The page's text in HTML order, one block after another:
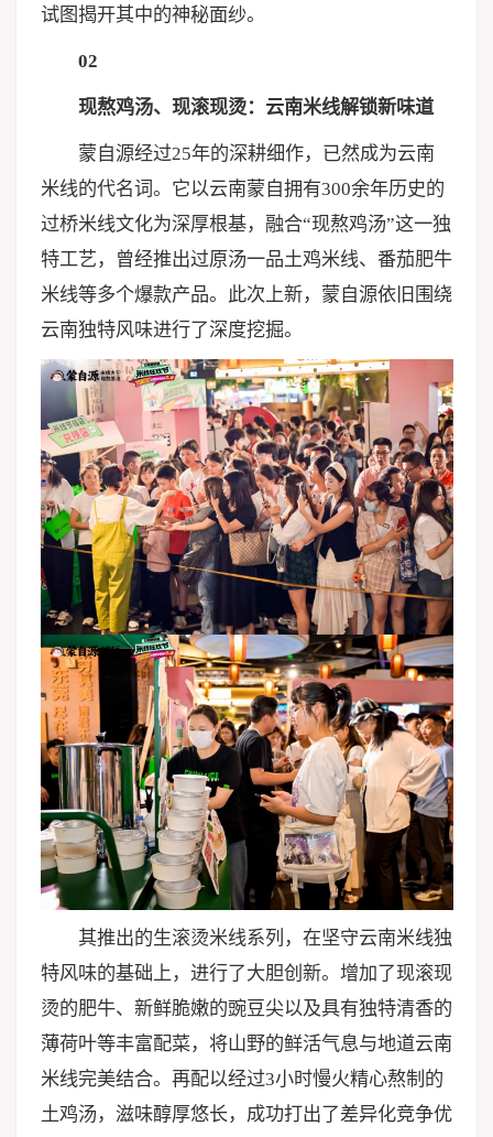
试图揭开其中的神秘面纱。
02
现熬鸡汤、现滚现烫：云南米线解锁新味道
蒙自源经过25年的深耕细作，已然成为云南
米线的代名词。它以云南蒙自拥有300余年历史的
过桥米线文化为深厚根基，融合“现熬鸡汤”这一独
特工艺，曾经推出过原汤一品土鸡米线、番茄肥牛
米线等多个爆款产品。此次上新，蒙自源依旧围绕
云南独特风味进行了深度挖掘。
其推出的生滚烫米线系列，在坚守云南米线独
特风味的基础上，进行了大胆创新。增加了现滚现
烫的肥牛、新鲜脆嫩的豌豆尖以及具有独特清香的
薄荷叶等丰富配菜，将山野的鲜活气息与地道云南
米线完美结合。再配以经过3小时慢火精心熬制的
土鸡汤，滋味醇厚悠长，成功打出了差异化竞争优